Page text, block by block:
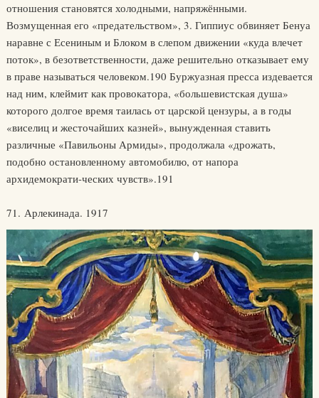
отношения становятся холодными, напряжёнными.
Возмущенная его «предательством», 3. Гиппиус обвиняет Бенуа
наравне с Есениным и Блоком в слепом движении «куда влечет
поток», в безответственности, даже решительно отказывает ему
в праве называться человеком.190 Буржуазная пресса издевается
над ним, клеймит как провокатора, «большевистская душа»
которого долгое время таилась от царской цензуры, а в годы
«виселиц и жесточайших казней», вынужденная ставить
различные «Павильоны Армиды», продолжала «дрожать,
подобно остановленному автомобилю, от напора
архидемократи-ческих чувств».191
71. Арлекинада. 1917